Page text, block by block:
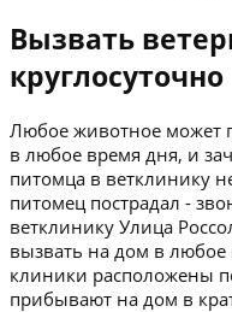
Вызвать
круглосуточно
Любое животное может
в любое время дня, и
питомца в ветклинику
питомец пострадал -
ветклинику Улица
вызвать на дом в
клиники расположены
прибывают на дом в